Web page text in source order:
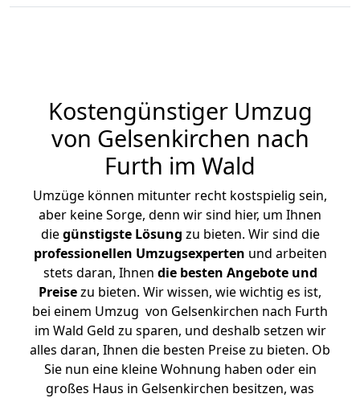
Kostengünstiger Umzug
von Gelsenkirchen nach
Furth im Wald
Umzüge können mitunter recht kostspielig sein,
aber keine Sorge, denn wir sind hier, um Ihnen
diegünstigste Lösung zu bieten. Wir sind die
professionellen Umzugsexperten und arbeiten
stets daran, Ihnen die besten Angebote und
Preisezu bieten. Wir wissen, wie wichtig es ist,
bei einem Umzug von Gelsenkirchen nach Furth
im Wald Geld zu sparen, und deshalb setzen wir
alles daran, Ihnen die besten Preise zu bieten. Ob
Sie nun eine kleine Wohnung haben oder ein
großes Haus in Gelsenkirchen besitzen, was